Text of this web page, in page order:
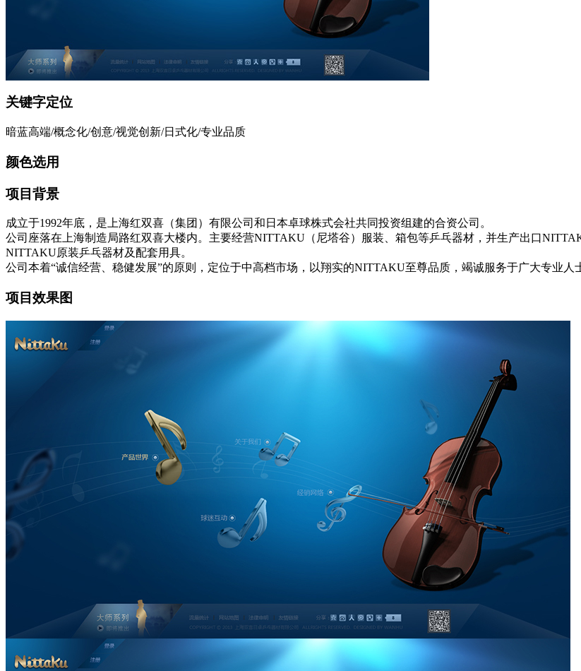
关键字定位
暗蓝高端/概念化/创意/视觉创新/日式化/专业品质
颜色选用
项目背景
成立于1992年底，是上海红双喜（集团）有限公司和日本卓球株式会社共同投资组建的合资公司。
公司座落在上海制造局路红双喜大楼内。主要经营NITTAKU（尼塔谷）服装、箱包等乒乓器材，并生产出口
NITTAKU原装乒乓器材及配套用具。
公司本着“诚信经营、稳健发展”的原则，定位于中高档市场，以翔实的NITTAKU至尊品质，竭诚服务于广大专业人
项目效果图